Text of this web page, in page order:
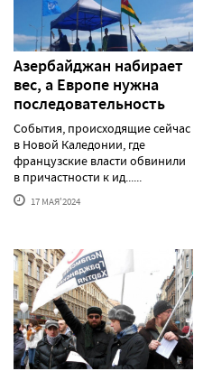
Азербайджан набирает
вес, а Европе нужна
последовательность
События, происходящие сейчас
в Новой Каледонии, где
французские власти обвинили
в причастности к ид......
17 МАЯ'2024